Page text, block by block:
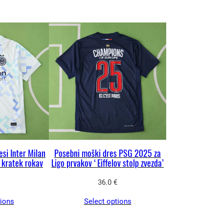
Inter Milan
rokav
Posebni moški dres PSG 2025 za
Ligo prvakov ‘Eiffelov stolp zvezda’
36.0 €
Select options